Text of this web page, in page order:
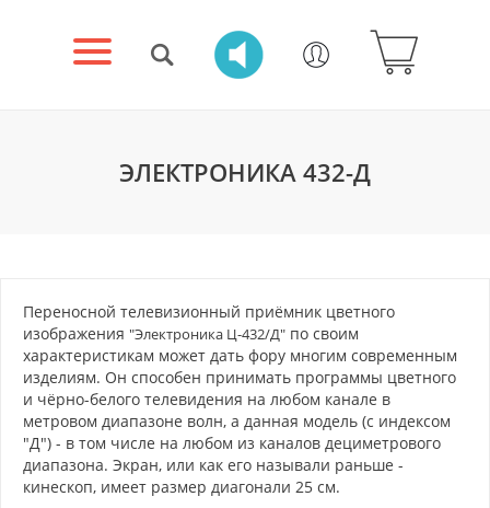
ЭЛЕКТРОНИКА 432-Д
Переносной телевизионный приёмник цветного
изображения "Электроника Ц-432/Д" по своим
характеристикам может дать фору многим современным
изделиям. Он способен принимать программы цветного
и чёрно-белого телевидения на любом канале в
метровом диапазоне волн, а данная модель (с индексом
"Д") - в том числе на любом из каналов дециметрового
диапазона. Экран, или как его называли раньше -
кинескоп, имеет размер диагонали 25 см.